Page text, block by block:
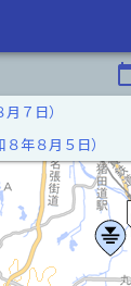
７日）
年８月５日）